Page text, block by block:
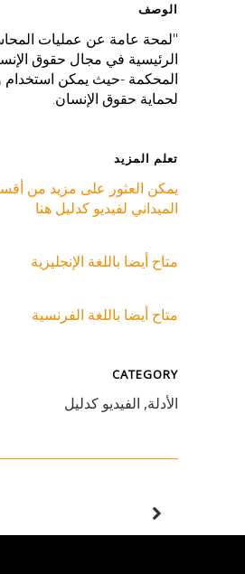
الوصف
"لمحة عامة عن عمليات
الرئيسية في مجال حقوق
المحكمة -حيث يمكن استخدام
لحماية حقوق الإنسان.
تعلم المزيد
يمكن العثور على مزيد من
الميداني لفيديو كدليل هنا
متاح أيضا باللغة الإنجليزية
متاح أيضا باللغة الفرنسية
CATEGORY
الأدلة, الفيديو كدليل